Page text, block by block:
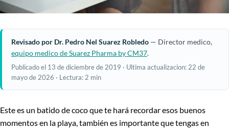
Revisado por Dr. Pedro Nel Suarez Robledo — Director medico,
equipo medico de Suarez Pharma by CM37.
Publicado el 13 de diciembre de 2019 · Ultima actualizacion: 22 de
mayo de 2026 · Lectura: 2 min
Este es un batido de coco que te hará recordar esos buenos
momentos en la playa, también es importante que tengas en